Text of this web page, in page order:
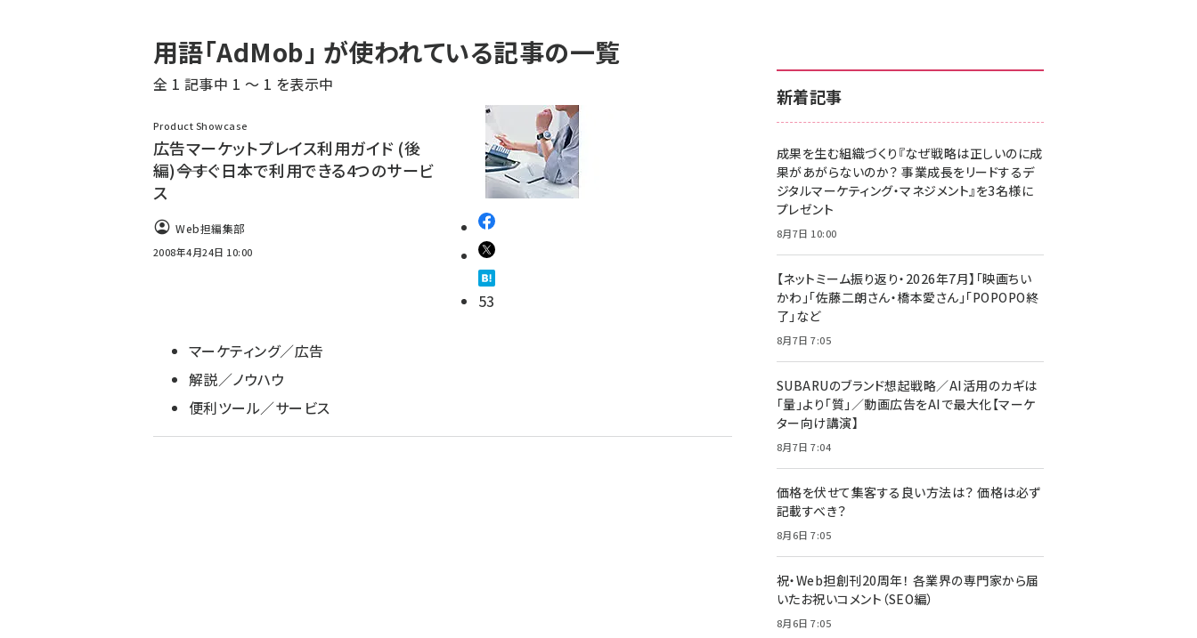
z世代 (1623)
meo (1277)
llmo (1166)
ン
く
ず
用語「AdMob」 が使われている記事の一覧
全 1 記事中 1 ～ 1 を表示中
Product Showcase
広告マーケットプレイス利用ガイド (後
編)――今すぐ日本で利用できる4つのサービ
ス
Web担編集部
2008年4月24日 10:00
53
マーケティング／広告
解説／ノウハウ
便利ツール／サービス
新着記事
成果を生む組織づくり『なぜ戦略は正しいのに成
果があがらないのか？ 事業成長をリードするデ
ジタルマーケティング・マネジメント』を3名様に
プレゼント
8月7日 10:00
【ネットミーム振り返り・2026年7月】「映画ちい
かわ」「佐藤二朗さん・橋本愛さん」「POPOPO終
了」など
8月7日 7:05
SUBARUのブランド想起戦略／AI活用のカギは
「量」より「質」／動画広告をAIで最大化【マーケ
ター向け講演】
8月7日 7:04
価格を伏せて集客する良い方法は？ 価格は必ず
記載すべき？
8月6日 7:05
祝・Web担創刊20周年！ 各業界の専門家から届
いたお祝いコメント（SEO編）
8月6日 7:05